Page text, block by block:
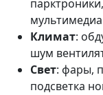
Климат:
шум
Свет: фары,
подсветка